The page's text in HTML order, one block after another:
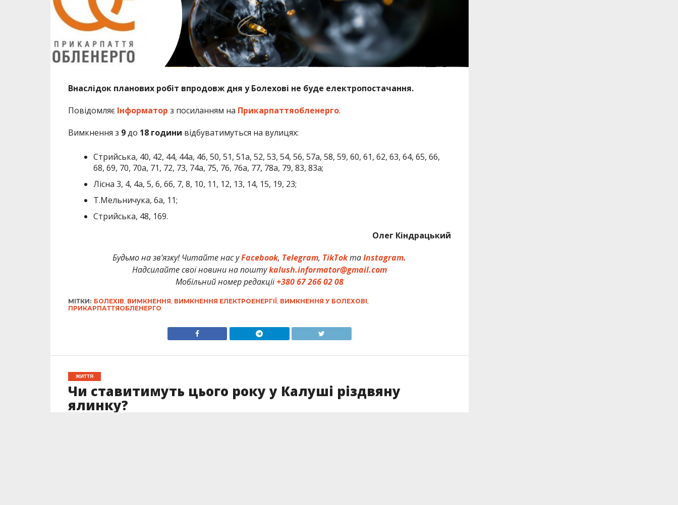
Внаслідок планових робіт впродовж дня у Болехові не буде електропостачання.
Повідомляє Інформатор з посиланням на Прикарпаттяобленерго.
Вимкнення з 9до 18 години відбуватимуться на вулицях:
Стрийська, 40, 42, 44, 44а, 46, 50, 51, 51а, 52, 53, 54, 56, 57а, 58, 59, 60, 61, 62, 63, 64, 65, 66,
68, 69, 70, 70а, 71, 72, 73, 74а, 75, 76, 76а, 77, 78а, 79, 83, 83а;
Лісна 3, 4, 4а, 5, 6, 6б, 7, 8, 10, 11, 12, 13, 14, 15, 19, 23;
Т.Мельничука, 6а, 11;
Стрийська, 48, 169.
Олег Кіндрацький
Будьмо на зв’язку! Читайте нас уFacebook, Telegram, TikTokтаInstagram.
Надсилайте свої новини на поштуkalush.informator@gmail.com
Мобільний номер редакції+380 67 266 02 08
МІТКИ: БОЛЕХІВ ВИМКНЕННЯ ВИМКНЕННЯ ЕЛЕКТРОЕНЕРГІЇ, ВИМКНЕННЯ У БОЛЕХОВІ
ПРИКАРПАТТЯОБЛЕНЕРГО
ЖИТТЯ
Чи ставитимуть цього року у Калуші різдвяну
ялинку?